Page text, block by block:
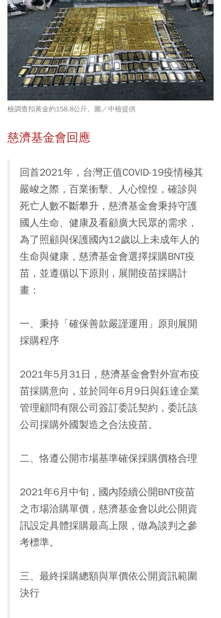
檢調查扣黃金約158.8公斤。圖／中檢提供
慈濟基金會回應
回首2021年，台灣正值COVID-19疫情極其
嚴峻之際，百業衝擊、人心惶惶，確診與
死亡人數不斷攀升，慈濟基金會秉持守護
國人生命、健康及看顧廣大民眾的需求，
為了照顧與保護國內12歲以上未成年人的
生命與健康，慈濟基金會選擇採購BNT疫
苗，並遵循以下原則，展開疫苗採購計
畫：
一、秉持「確保善款嚴謹運用」原則展開
採購程序
2021年5月31日，慈濟基金會對外宣布疫
苗採購意向，並於同年6月9日與鈺達企業
管理顧問有限公司簽訂委託契約，委託該
公司採購外國製造之合法疫苗。
二、恪遵公開市場基準確保採購價格合理
2021年6月中旬，國內陸續公開BNT疫苗
之市場洽購單價，慈濟基金會以此公開資
訊設定具體採購最高上限，做為談判之參
考標準。
三、最終採購總額與單價依公開資訊範圍
決行